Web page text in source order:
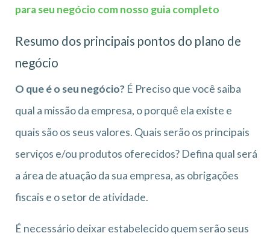
para seu negócio com nosso guia completo
Resumo dos principais pontos do plano de
negócio
O que é o seu negócio? É Preciso que você saiba
qual a missão da empresa, o porquê ela existe e
quais são os seus valores. Quais serão os principais
serviços e/ou produtos oferecidos? Defina qual será
a área de atuação da sua empresa, as obrigações
fiscais e o setor de atividade.
É necessário deixar estabelecido quem serão seus